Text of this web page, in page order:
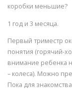
коробки меньшие?
1 год и 3 месяца.
Первый триместр
понятия (горячий-
внимание ребенка
– колеса). Можно
Пока для